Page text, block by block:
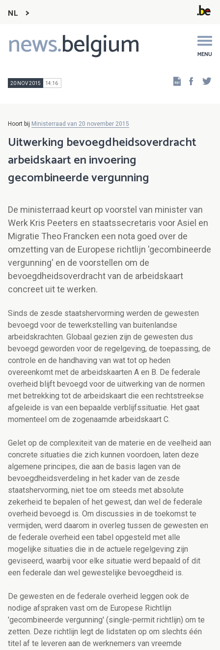
NL
news.belgium MENU
Main
navigation
20 NOV 2015 14:16
Hoort bij Ministerraad van 20 november 2015
Uitwerking bevoegdheidsoverdracht
arbeidskaart en invoering
gecombineerde vergunning
De ministerraad keurt op voorstel van minister van
Werk Kris Peeters en staatssecretaris voor Asiel en
Migratie Theo Francken een nota goed over de
omzetting van de Europese richtlijn 'gecombineerde
vergunning' en de voorstellen om de
bevoegdheidsoverdracht van de arbeidskaart
concreet uit te werken.
Sinds de zesde staatshervorming werden de gewesten
bevoegd voor de tewerkstelling van buitenlandse
arbeidskrachten. Globaal gezien zijn de gewesten dus
bevoegd geworden voor de regelgeving, de toepassing, de
controle en de handhaving van wat tot op heden
overeenkomt met de arbeidskaarten A en B. De federale
overheid blijft bevoegd voor de uitwerking van de normen
met betrekking tot de arbeidskaart die een rechtstreekse
afgeleide is van een bepaalde verblijfssituatie. Het gaat
momenteel om de zogenaamde arbeidskaart C.
Gelet op de complexiteit van de materie en de veelheid aan
concrete situaties die zich kunnen voordoen, laten deze
algemene principes, die aan de basis lagen van de
bevoegdheidsverdeling in het kader van de zesde
staatshervorming, niet toe om steeds met absolute
zekerheid te bepalen of het gewest, dan wel de federale
overheid bevoegd is. Om discussies in de toekomst te
vermijden, werd daarom in overleg tussen de gewesten en
de federale overheid een tabel opgesteld met alle
mogelijke situaties die in de actuele regelgeving zijn
geviseerd, waarbij voor elke situatie werd bepaald of dit
een federale dan wel gewestelijke bevoegdheid is.
De gewesten en de federale overheid leggen ook de
nodige afspraken vast om de Europese Richtlijn
'gecombineerde vergunning' (single-permit richtlijn) om te
zetten. Deze richtlijn legt de lidstaten op om slechts één
titel af te leveren aan de werknemers van vreemde